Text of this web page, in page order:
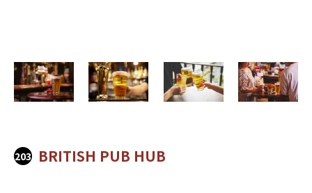
203 BRITISH PUB HUB